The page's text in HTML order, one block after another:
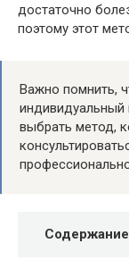
достаточно
поэтому этот
Важно помнить,
выбрать метод,
Содержание